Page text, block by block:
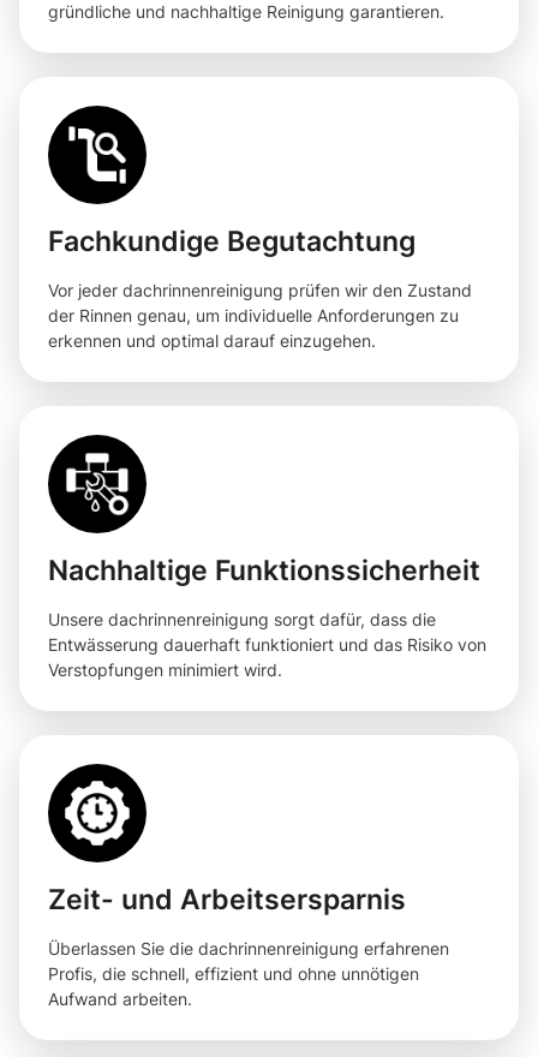
gründliche und nachhaltige Reinigung garantieren.
Fachkundige Begutachtung
Vor jeder dachrinnenreinigung prüfen wir den Zustand
der Rinnen genau, um individuelle Anforderungen zu
erkennen und optimal darauf einzugehen.
Nachhaltige Funktionssicherheit
Unsere dachrinnenreinigung sorgt dafür, dass die
Entwässerung dauerhaft funktioniert und das Risiko von
Verstopfungen minimiert wird.
Zeit- und Arbeitsersparnis
Überlassen Sie die dachrinnenreinigung erfahrenen
Profis, die schnell, effizient und ohne unnötigen
Aufwand arbeiten.